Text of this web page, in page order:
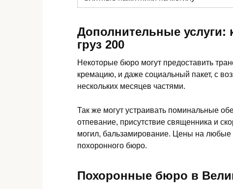
Дополнительные услуги:
груз 200
Некоторые бюро могут предоставить
кремацию, и даже социальный пакет, с
нескольких месяцев частями.
Так же могут устраивать поминальные
отпевание, присутствие священника и
могил, бальзамирование. Цены на любые
похоронного бюро.
Похоронные бюро в